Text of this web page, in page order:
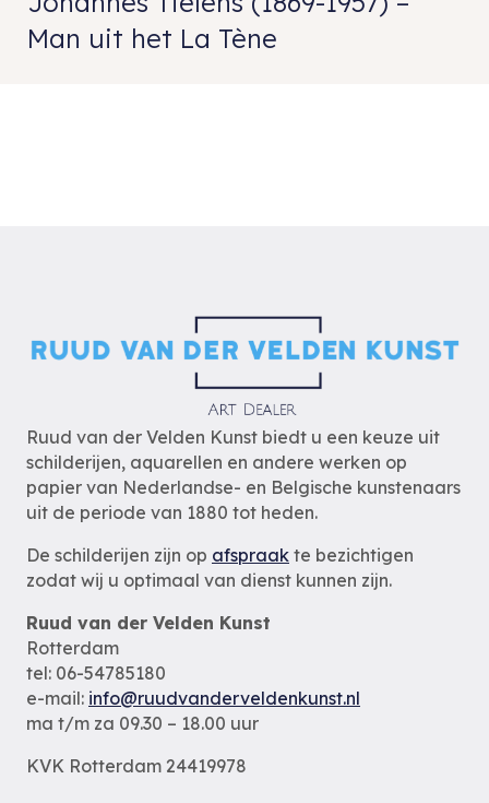
Man uit het La Tène
Ruud van der Velden Kunst biedt u een keuze uit
schilderijen, aquarellen en andere werken op
papier van Nederlandse- en Belgische kunstenaars
uit de periode van 1880 tot heden.
De schilderijen zijn op afspraak te bezichtigen
zodat wij u optimaal van dienst kunnen zijn.
Ruud van der Velden Kunst
Rotterdam
tel: 06-54785180
e-mail: info@ruudvanderveldenkunst.nl
ma t/m za 09.30 – 18.00 uur
KVK Rotterdam 24419978